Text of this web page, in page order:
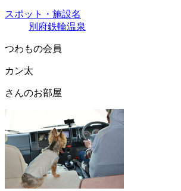
スポット・施設名
別府鉄輪温泉
つわもの会員
カン太
さんのお部屋